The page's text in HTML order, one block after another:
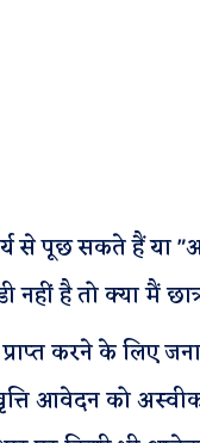
से पूछ सकते हैं या
है तो क्या मैं
करने के लिए
आवेदन को